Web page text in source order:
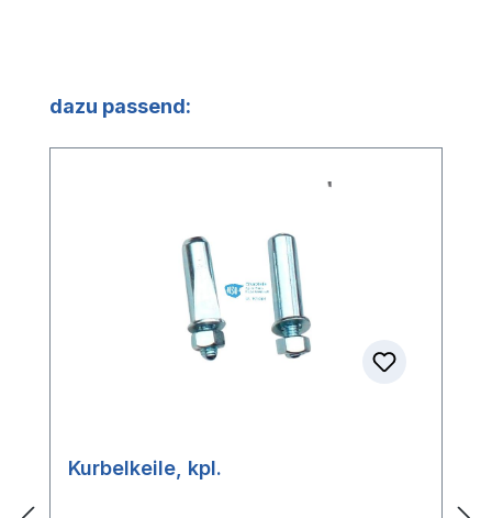
Produktgalerie überspringen
dazu passend:
Kurbelkeile, kpl.